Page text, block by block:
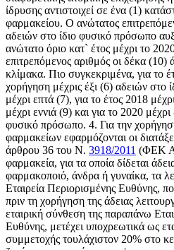
ίδρυσης αντιστοιχεί σε ένα (1)
φαρμακείου. Ο ανώτατος
αδειών στο ίδιο φυσικό πρόσωπο
ανώτατο όριο κατ` έτος μέχρι το
επιτρεπόμενος αριθμός οι δέκα (10)
κλίμακα. Πιο συγκεκριμένα, για το
χορήγηση μέχρις έξι (6) αδειών στο
μέχρι επτά (7), για το έτος 2018
μέχρι εννιά (9) και για το 2020
φυσικό πρόσωπο. 4. Για την
φαρμακείων εφαρμόζονται οι
άρθρου 36 του Ν. 3918/2011 (ΦΕΚ
φαρμακεία, για τα οποία δίδεται
φαρμακοποιό, άνδρα ή γυναίκα, τα
Εταιρεία Περιορισμένης Ευθύνης,
πριν τη χορήγηση της άδειας
εταιρική σύνθεση της παραπάνω
Ευθύνης, μετέχει υποχρεωτικά ως
συμμετοχής τουλάχιστον 20% στο